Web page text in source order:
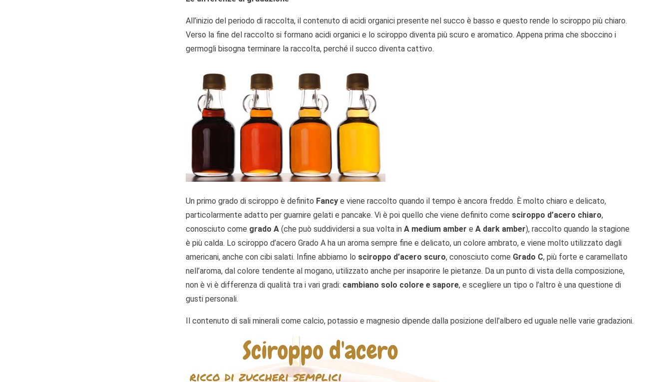
All’inizio del periodo di raccolta, il contenuto di acidi organici presente nel succo è basso e questo rende lo sciroppo più chiaro.
Verso la fine del raccolto si formano acidi organici e lo sciroppo diventa più scuro e aromatico. Appena prima che sboccino i
germogli bisogna terminare la raccolta, perché il succo diventa cattivo.
Un primo grado di sciroppo è definito Fancy e viene raccolto quando il tempo è ancora freddo. È molto chiaro e delicato,
particolarmente adatto per guarnire gelati e pancake. Vi è poi quello che viene definito come sciroppo d’acero chiaro,
conosciuto come grado A (che può suddividersi a sua volta in A medium amber e A dark amber), raccolto quando la stagione
è più calda. Lo sciroppo d’acero Grado A ha un aroma sempre fine e delicato, un colore ambrato, e viene molto utilizzato dagli
americani, anche con cibi salati. Infine abbiamo lo sciroppo d’acero scuro, conosciuto come Grado C, più forte e caramellato
nell’aroma, dal colore tendente al mogano, utilizzato anche per insaporire le pietanze. Da un punto di vista della composizione,
non è vi è differenza di qualità tra i vari gradi: cambiano solo colore e sapore, e scegliere un tipo o l’altro è una questione di
gusti personali.
Il contenuto di sali minerali come calcio, potassio e magnesio dipende dalla posizione dell’albero ed uguale nelle varie gradazioni.